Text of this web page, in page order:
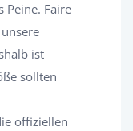
Peine. Faire
ist
sollten
offiziellen